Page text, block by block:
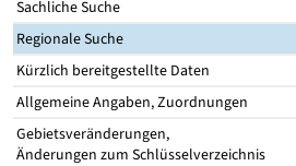
Sachliche Suche
Regionale Suche
Kürzlich bereitgestellte Daten
Allgemeine Angaben, Zuordnungen
Gebietsveränderungen,
Änderungen zum Schlüsselverzeichnis